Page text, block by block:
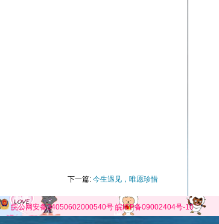
下一篇: 今生遇见，唯愿珍惜
皖公网安备34050602000540号 皖ICP备09002404号-10